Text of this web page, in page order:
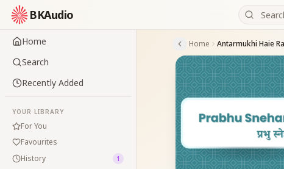
BKAudio
Home
Search
Recently Added
YOUR LIBRARY
For You
Favourites
History
1
Home Antarmukhi Haie